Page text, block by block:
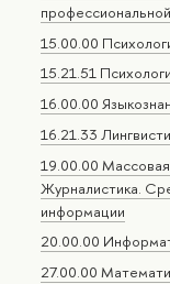
15.00.00
15.21.51
16.00.00
16.21.33
19.00.00
Журналистика.
информации
20.00.00
27.00.00